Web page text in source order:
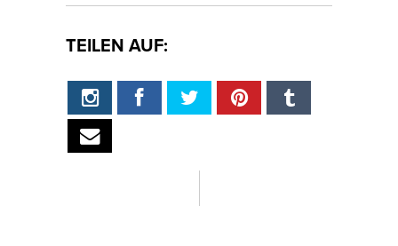
TEILEN AUF: